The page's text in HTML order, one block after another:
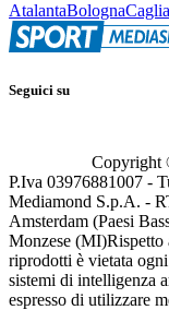
AtalantaBologna
Seguici su
Copyright
P.Iva 03976881007 -
Mediamond S.p.A. -
Amsterdam (Paesi
Monzese (MI)Rispetto
riprodotti è vietata
sistemi di intelligenza
espresso di utilizzare